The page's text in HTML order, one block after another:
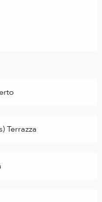
Terrazza